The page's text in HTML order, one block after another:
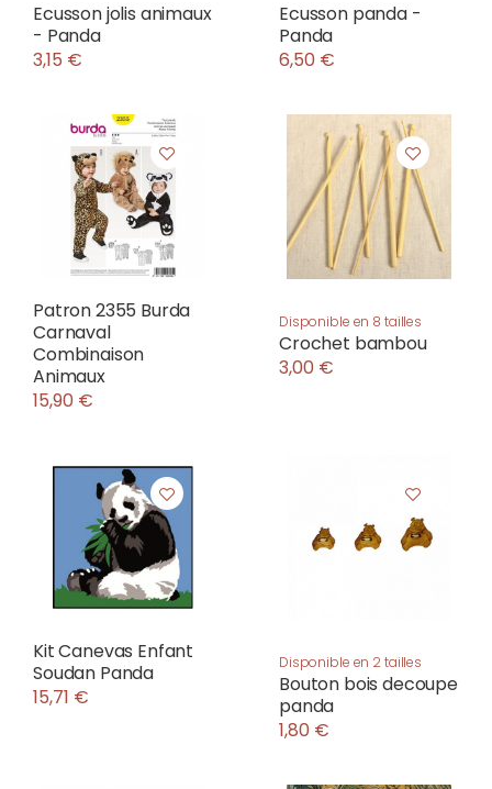
Ecusson jolis animaux
- Panda
3,15 €
Ecusson panda -
Panda
6,50 €
Patron 2355 Burda
Carnaval
Combinaison
Animaux
15,90 €
Disponible en 8 tailles
Crochet bambou
3,00 €
Kit Canevas Enfant
Soudan Panda
15,71 €
Disponible en 2 tailles
Bouton bois decoupe
panda
1,80 €